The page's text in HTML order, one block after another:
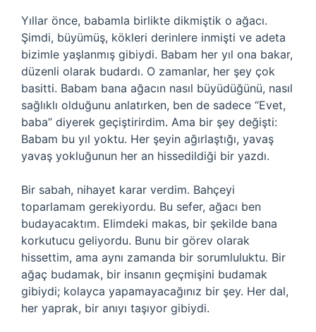
Yıllar önce, babamla birlikte dikmiştik o ağacı.
Şimdi, büyümüş, kökleri derinlere inmişti ve adeta
bizimle yaşlanmış gibiydi. Babam her yıl ona bakar,
düzenli olarak budardı. O zamanlar, her şey çok
basitti. Babam bana ağacın nasıl büyüdüğünü, nasıl
sağlıklı olduğunu anlatırken, ben de sadece “Evet,
baba” diyerek geçiştirirdim. Ama bir şey değişti:
Babam bu yıl yoktu. Her şeyin ağırlaştığı, yavaş
yavaş yokluğunun her an hissedildiği bir yazdı.
Bir sabah, nihayet karar verdim. Bahçeyi
toparlamam gerekiyordu. Bu sefer, ağacı ben
budayacaktım. Elimdeki makas, bir şekilde bana
korkutucu geliyordu. Bunu bir görev olarak
hissettim, ama aynı zamanda bir sorumluluktu. Bir
ağaç budamak, bir insanın geçmişini budamak
gibiydi; kolayca yapamayacağınız bir şey. Her dal,
her yaprak, bir anıyı taşıyor gibiydi.